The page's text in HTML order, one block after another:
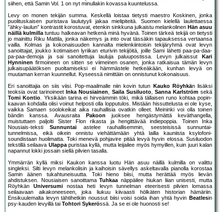
siihen, että Samin Vol. 1 on nyt minullakin kovassa kuuntelussa.
Levy on monen tekijän summa. Keskellä loistaa tietysti maestro Koskinen, jonka
puolituskaisen puristava laulutyyli jakaa mielipiteitä. Suomen kielellä laulettaessa
”ähky-laulun” kontrastit korostuvat, etenkin sinkkuna julkaistu melankolinen Hän asuu
näillä kulmillatuntuu halkeavan hetkenä minä hyvänä. Toinen tärkeä tekijä on tietysti
jo mainittu Riku Mattila, jonka näkemys ja into ovat tässäkin tapauksessa vertaansa
vailla. Kolmas ja kokonaisuuden kannalta mielenkiintoisin tekijäryhmä ovat levyn
sanoittajat, joukko kotimaisen lyriikan eturivin tekijöitä, joille Sami lähetti paa-pa-daa-
pa-paa-demoja ja sai sanoitettuja lauluja paluupostissa. Levyn julkaissut
Kari
Hynninen firmoineen on sitten se viimeinen osanen, jonka ratkaisua tämän levyn
julkaisupäätöksen puoltamiseksi ei hämmästele hetkeäkään, kunhan levyä on
muutaman kerran kuunnellut. Kyseessä nimittäin on onnistunut kokonaisuus.
Eri sanoittajia on siis viisi. Pop-maailmalle niin kovin tutun
Kauko Röyhkän lisäksi
teoksia ovat tarinoineet Inka Nousiainen, Saila Susiluoto, Sanna Karlströmsekä
Tomi Kontio. Yksikään tarina ei hirveämmin töki, mikä tällaisen runo kohtaa popin-
kaavan kohdalla olisi voinut helposti olla lopputulos. Mistään hissuttelusta ei ole kyse,
vaikka Samaen soolokeikat aika rauhallisia ovatkin olleet. Meininki voi olla toinen
bändin kanssa. Avausraita
Pakoon juoksee hengästymättä keväthangella,
muistuttaen paljolti Sister Flon rikasta ja hengittävää indiepoppia. Toinen Inka
Nousiais-tekstiSunnuntai astelee rauhallisemmin, seesteisissä sunnuntai-
tunnelmissa, eikä oikein onnistu viehättämään yhtä lailla kauniista ksylofoni-
soundistaan huolimatta. Toki menevä pohjavire pitää levyä hyvin elossa. Susiluodon
tekstillä seilaava Ulappapuristaa kyllä, mutta leijailee myös hymyillen, kuin juuri kalan
napannut lokki jossain siellä pilvien tasalla.
Ymmärrän kyllä miksi Kaukon kanssa luotu Hän asuu näillä kulmilla on valittu
singleksi. Silti levyn melankolisin ja kaihoisin sävellys askeltavalla pianolla korostaa
Samin äänen tukahtuneisuutta. Toki hieno biisi, mutta herättää myös lievän
ahdistuksen. Nousiaisen sanoittamaTuhkaanäppäilee hiukan liian unisesti, mutta
RöyhkänUniversumi nostaa heti levyn tunnelman eteerisesti pilvien lomassa
seilaavaan aikakoneeseen, joka liukuu kiivaasti hölkäten historian hämäriin.
Ensikuulemalta levyn tähtihetkiin noussut biisi voisi soida ihan yhtä hyvin Beatlesin
psy-kauden levyillä tai Tohtori Sykerössä. Ja se ei ole huonosti se!